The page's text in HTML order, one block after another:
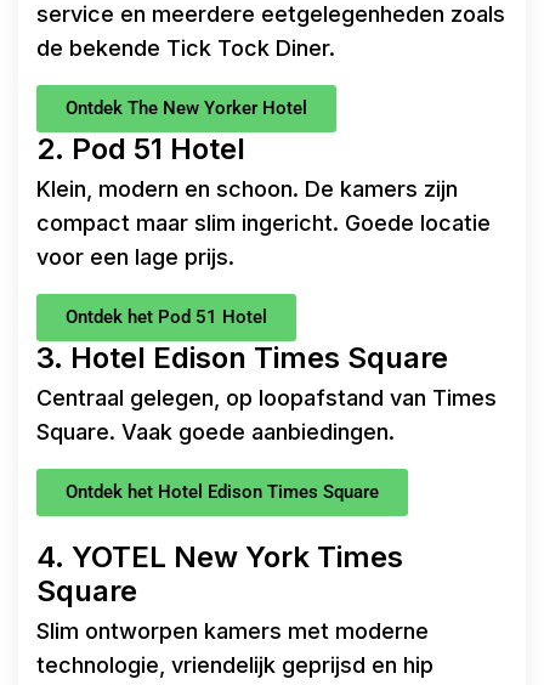
service en meerdere eetgelegenheden zoals
de bekende Tick Tock Diner.
Ontdek The New Yorker Hotel
2. Pod 51 Hotel
Klein, modern en schoon. De kamers zijn
compact maar slim ingericht. Goede locatie
voor een lage prijs.
Ontdek het Pod 51 Hotel
3. Hotel Edison Times Square
Centraal gelegen, op loopafstand van Times
Square. Vaak goede aanbiedingen.
Ontdek het Hotel Edison Times Square
4. YOTEL New York Times
Square
Slim ontworpen kamers met moderne
technologie, vriendelijk geprijsd en hip